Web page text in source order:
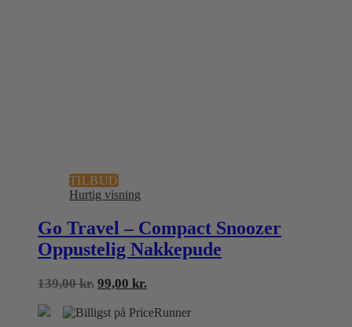
TILBUD
Hurtig visning
Go Travel – Compact Snoozer
Oppustelig Nakkepude
139,00kr. Den
pris
99,00 kr.Den
pris